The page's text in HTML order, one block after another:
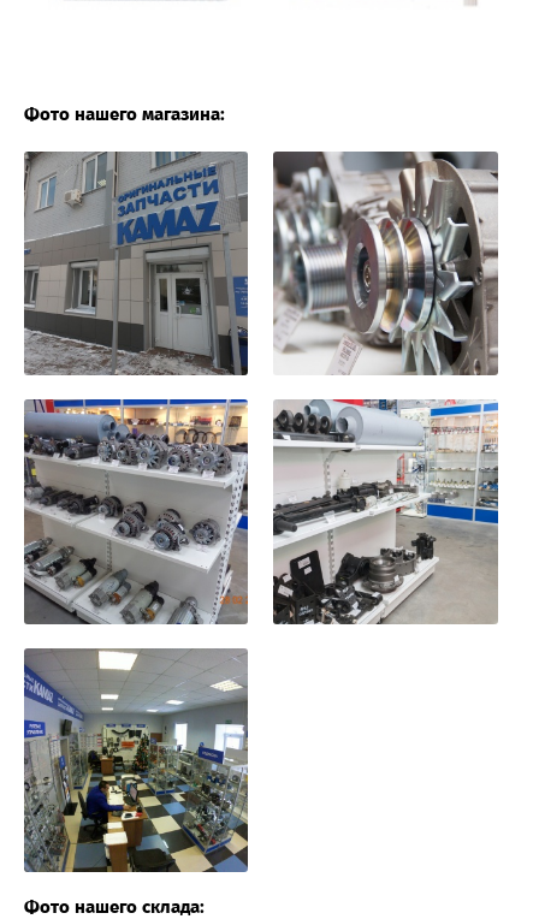
Фото нашего магазина:
Фото нашего склада: